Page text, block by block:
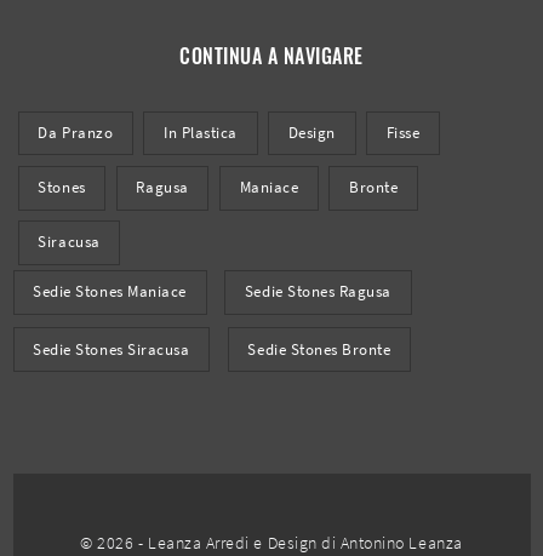
CONTINUA A NAVIGARE
Da Pranzo In Plastica Design Fisse
Stones Ragusa Maniace Bronte
Siracusa
Sedie Stones Maniace Sedie Stones Ragusa
Sedie Stones Siracusa Sedie Stones Bronte
© 2026 - Leanza Arredi e Design di Antonino Leanza